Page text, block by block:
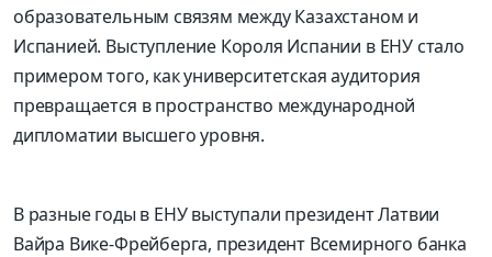
образовательным связям между Казахстаном и
Испанией. Выступление Короля Испании в ЕНУ стало
примером того, как университетская аудитория
превращается в пространство международной
дипломатии высшего уровня.
В разные годы в ЕНУ выступали президент Латвии
Вайра Вике-Фрейберга, президент Всемирного банка